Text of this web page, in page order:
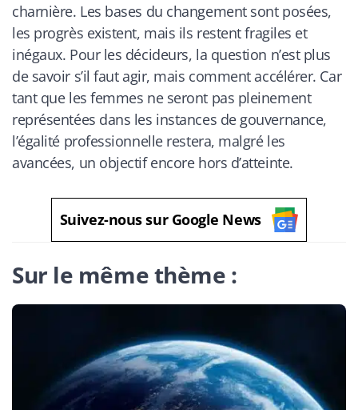
charnière. Les bases du changement sont posées,
les progrès existent, mais ils restent fragiles et
inégaux. Pour les décideurs, la question n’est plus
de savoir s’il faut agir, mais comment accélérer. Car
tant que les femmes ne seront pas pleinement
représentées dans les instances de gouvernance,
l’égalité professionnelle restera, malgré les
avancées, un objectif encore hors d’atteinte.
Suivez-nous sur Google News
Sur le même thème :